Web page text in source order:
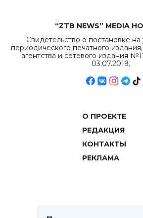
“ZTB NEWS” MEDIA
Свидетельство о постановке на
периодического печатного
агентства и сетевого издания
03.07.2019.
О ПРОЕКТЕ
РЕДАКЦИЯ
КОНТАКТЫ
РЕКЛАМА